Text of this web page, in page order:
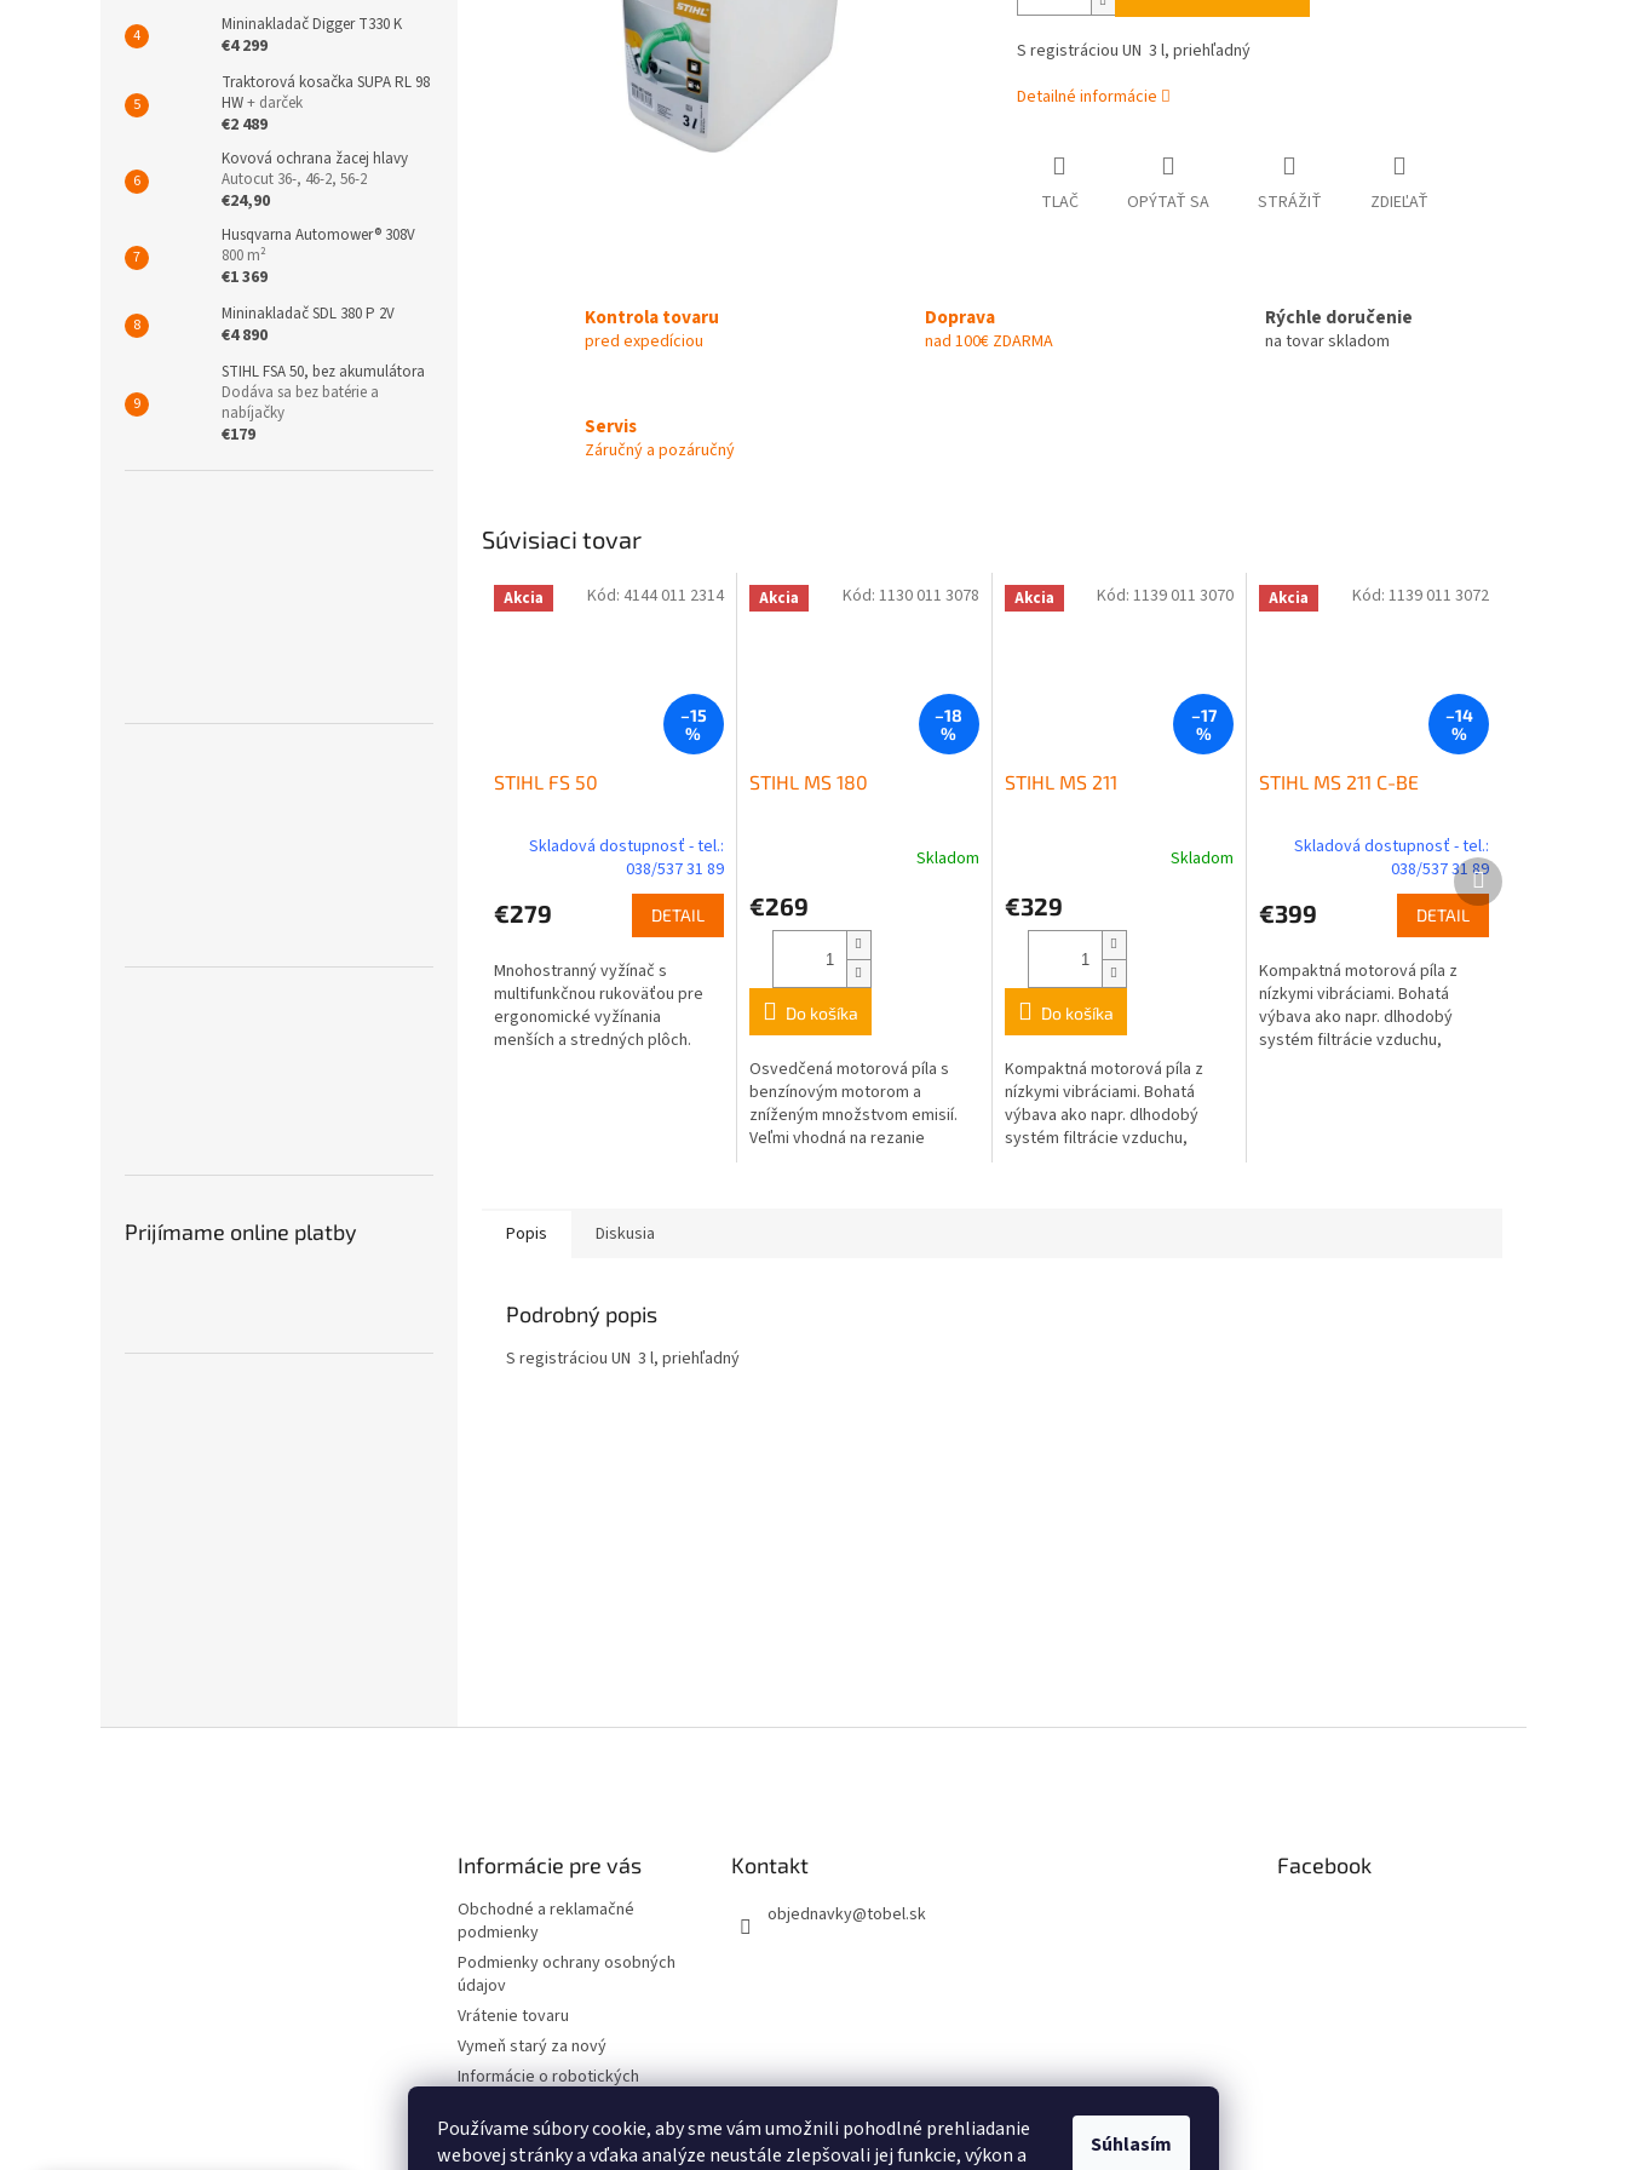
Používame súbory cookie, aby sme vám umožnili pohodlné prehliadanie
webovej stránky a vďaka analýze neustále zlepšovali jej funkcie, výkon a
Súhlasím
Mininakladač Digger T330 K
€4 299
Traktorová kosačka SUPA RL 98
HW+ darček
€2 489
Kovová ochrana žacej hlavy
Autocut 36-, 46-2, 56-2
€24,90
Husqvarna Automower® 308V
800 m²
€1 369
Mininakladač SDL 380 P 2V
€4 890
STIHL FSA 50, bez akumulátora
Dodáva sa bez batérie a
nabíjačky
€179
Prijímame online platby
S registráciou UN 3 l, priehľadný
Detailné informácie
TLAČ OPÝTAŤ SA STRÁŽIŤ ZDIEĽAŤ
Kontrola tovaru
pred expedíciou
Doprava
nad 100€ ZDARMA
Rýchle doručenie
na tovar skladom
Servis
Záručný a pozáručný
Súvisiaci tovar
Akcia
–15
%
STIHL FS 50
Skladová dostupnosť - tel.:
038/537 31 89
€279 DETAIL
Mnohostranný vyžínač s
multifunkčnou rukoväťou pre
ergonomické vyžínania
menších a stredných plôch.
Kód: 4144 011 2314 Akcia
–18
%
STIHL MS 180
Skladom
€269
Do košíka
Osvedčená motorová píla s
benzínovým motorom a
zníženým množstvom emisií.
Veľmi vhodná na rezanie
Kód: 1130 011 3078 Akcia
–17
%
STIHL MS 211
Skladom
€329
Do košíka
Kompaktná motorová píla z
nízkymi vibráciami. Bohatá
výbava ako napr. dlhodobý
systém filtrácie vzduchu,
Kód:1139 011 3070 Akcia
–14
%
STIHL MS 211 C-BE
Skladová dostupnosť - tel.:
038/537 31 89
€399 DETAIL
Kompaktná motorová píla z
nízkymi vibráciami. Bohatá
výbava ako napr. dlhodobý
systém filtrácie vzduchu,
Kód: 1139 011 3072
Ďalší
produkt
Popis Diskusia
Podrobný popis
S registráciou UN 3 l, priehľadný
Informácie pre vás
Obchodné a reklamačné
podmienky
Podmienky ochrany osobných
údajov
Vrátenie tovaru
Vymeň starý za nový
Informácie o robotických
Požičovňa - Technické
dokumentácie
Kontakt
objednavky@tobel.sk
Facebook